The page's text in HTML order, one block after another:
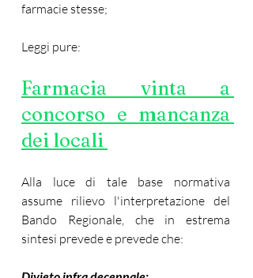
farmacie stesse;
Leggi pure:
Farmacia vinta a
concorso e mancanza
dei locali
Alla luce di tale base normativa
assume rilievo l'interpretazione del
Bando Regionale, che in estrema
sintesi prevede e prevede che: